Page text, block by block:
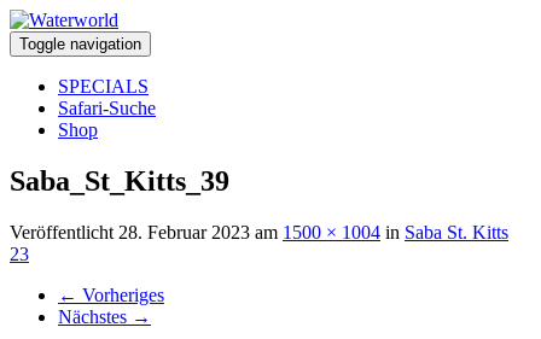
Toggle navigation
SPECIALS
Safari-Suche
Shop
Saba_St_Kitts_39
Veröffentlicht 28. Februar 2023 am 1500 × 1004 in Saba St. Kitts
23
← Vorheriges
Nächstes →